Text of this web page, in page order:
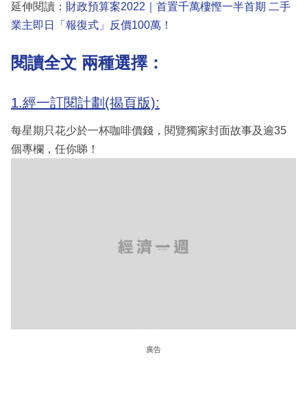
延伸閱讀： 財政預算案2022｜首置千萬樓慳一半首期 二手
業主即日「報復式」反價100萬！
閱讀全文 兩種選擇：
1.經一訂閱計劃(揭頁版):
每星期只花少於一杯咖啡價錢，閱覽獨家封面故事及逾35
個專欄，任你睇！
廣告